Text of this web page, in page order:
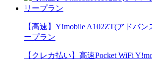
【高速】Y!mobile A102ZT(アドバ
ープラン
【クレカ払い】高速Pocket WiFi